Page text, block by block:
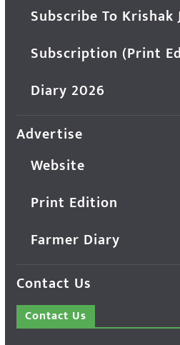
Subscribe To
Subscription (Print
Diary 2026
Advertise
Website
Print Edition
Farmer Diary
Contact Us
Contact Us